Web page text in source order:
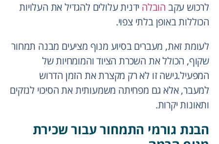
לרכוש עקב הובלה ידנית עלולים להגדיל את העלויות
הכוללות באופן בלתי צפוי.
לעומת זאת, מעברים בסיוע מנוף מציעים מבנה תמחור
שקוף, הכולל את השכרת הציוד והמומחיות של
המפעיל.גישה זו לא רק מקצרת את הזמן הדרוש
למעבר, אלא גם מפחיתה משמעותית את הסיכוי לנזקים
ותאונות יקרות.
הבנת גורמי התמחור עבור שכירת